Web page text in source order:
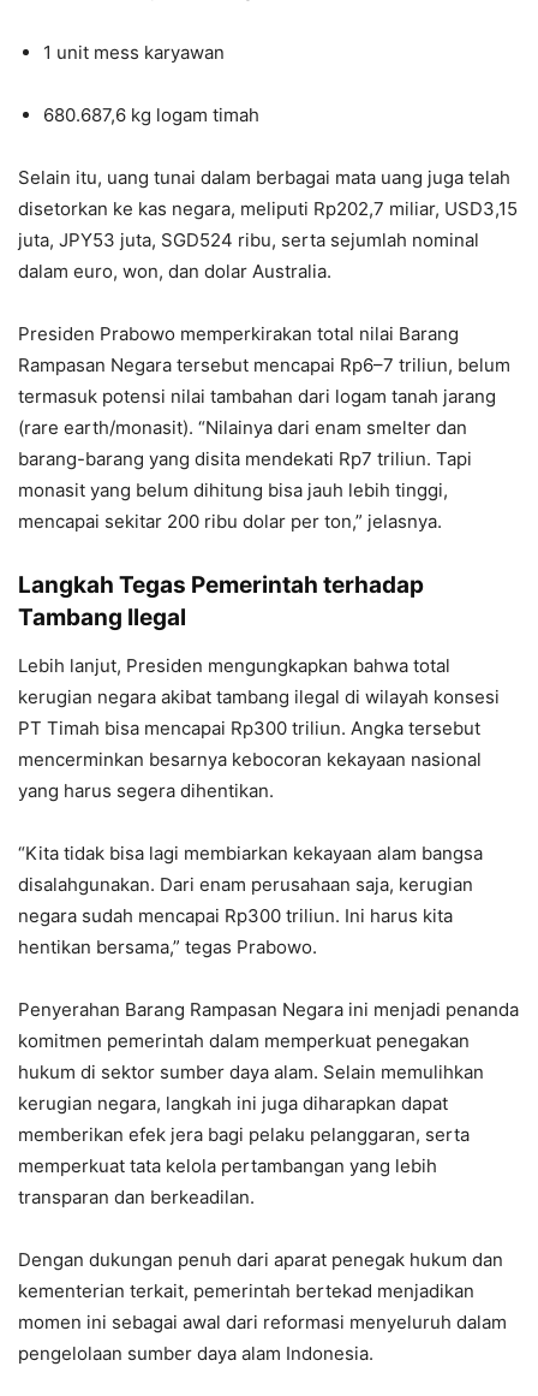
1 unit mess karyawan
680.687,6 kg logam timah
Selain itu, uang tunai dalam berbagai mata uang juga telah
disetorkan ke kas negara, meliputi Rp202,7 miliar, USD3,15
juta, JPY53 juta, SGD524 ribu, serta sejumlah nominal
dalam euro, won, dan dolar Australia.
Presiden Prabowo memperkirakan total nilai Barang
Rampasan Negara tersebut mencapai Rp6–7 triliun, belum
termasuk potensi nilai tambahan dari logam tanah jarang
(rare earth/monasit). “Nilainya dari enam smelter dan
barang-barang yang disita mendekati Rp7 triliun. Tapi
monasit yang belum dihitung bisa jauh lebih tinggi,
mencapai sekitar 200 ribu dolar per ton,” jelasnya.
Langkah Tegas Pemerintah terhadap
Tambang Ilegal
Lebih lanjut, Presiden mengungkapkan bahwa total
kerugian negara akibat tambang ilegal di wilayah konsesi
PT Timah bisa mencapai Rp300 triliun. Angka tersebut
mencerminkan besarnya kebocoran kekayaan nasional
yang harus segera dihentikan.
“Kita tidak bisa lagi membiarkan kekayaan alam bangsa
disalahgunakan. Dari enam perusahaan saja, kerugian
negara sudah mencapai Rp300 triliun. Ini harus kita
hentikan bersama,” tegas Prabowo.
Penyerahan Barang Rampasan Negara ini menjadi penanda
komitmen pemerintah dalam memperkuat penegakan
hukum di sektor sumber daya alam. Selain memulihkan
kerugian negara, langkah ini juga diharapkan dapat
memberikan efek jera bagi pelaku pelanggaran, serta
memperkuat tata kelola pertambangan yang lebih
transparan dan berkeadilan.
Dengan dukungan penuh dari aparat penegak hukum dan
kementerian terkait, pemerintah bertekad menjadikan
momen ini sebagai awal dari reformasi menyeluruh dalam
pengelolaan sumber daya alam Indonesia.